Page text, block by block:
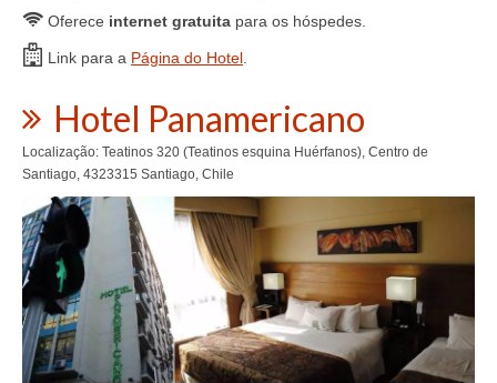
Oferece internet gratuita para os hóspedes.
Link para a Página do Hotel
Hotel Panamericano
Localização: Teatinos 320 (Teatinos esquina Huérfanos), Centro de
Santiago, 4323315 Santiago, Chile